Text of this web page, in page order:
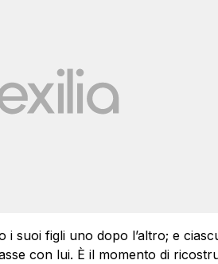
i suoi figli uno dopo l’altro; e
con lui. È il momento di